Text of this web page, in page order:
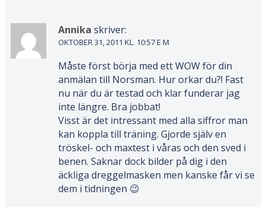
Annika skriver:
OKTOBER 31, 2011 KL. 10:57 E M
Måste först börja med ett WOW för din
anmälan till Norsman. Hur orkar du?! Fast
nu när du är testad och klar funderar jag
inte längre. Bra jobbat!
Visst är det intressant med alla siffror man
kan koppla till träning. Gjorde själv en
tröskel- och maxtest i våras och den sved i
benen. Saknar dock bilder på dig i den
äckliga dreggelmasken men kanske får vi se
dem i tidningen 😉